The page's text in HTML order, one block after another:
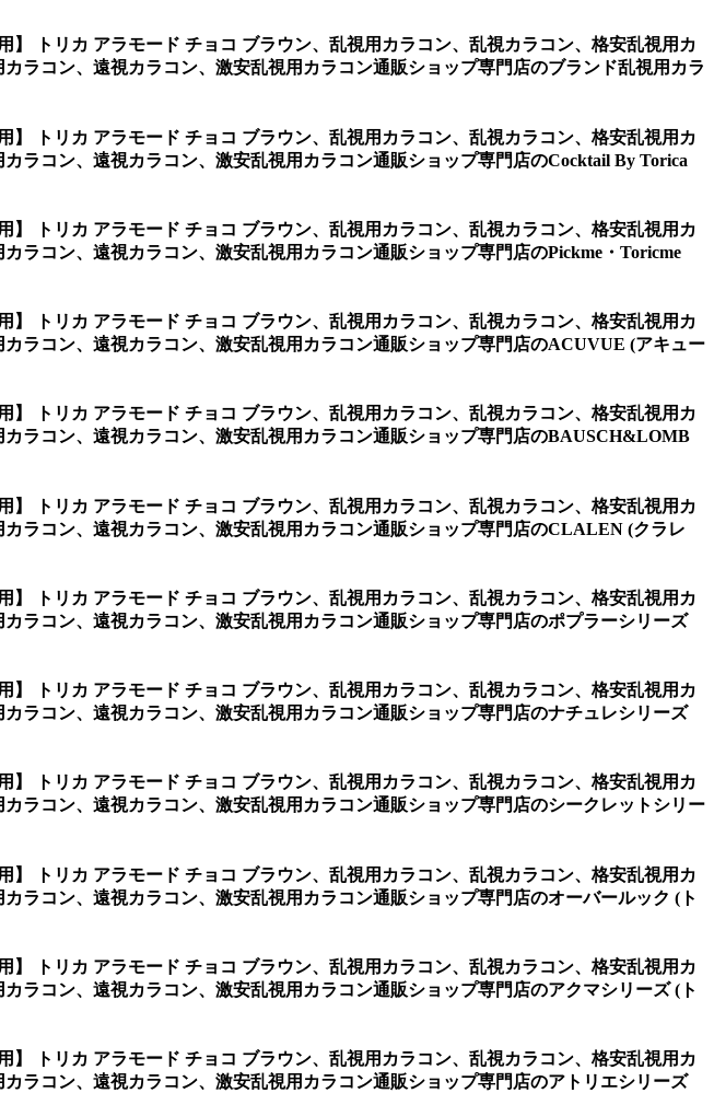
用】 トリカ アラモード チョコ ブラウン、乱視用カラコン、乱視カラコン、格安乱視用カ
ラコン、遠視カラコン、激安乱視用カラコン通販ショップ専門店のブランド乱視用カラ
用】 トリカ アラモード チョコ ブラウン、乱視用カラコン、乱視カラコン、格安乱視用カ
ラコン、遠視カラコン、激安乱視用カラコン通販ショップ専門店のCocktail By Torica
用】 トリカ アラモード チョコ ブラウン、乱視用カラコン、乱視カラコン、格安乱視用カ
ラコン、遠視カラコン、激安乱視用カラコン通販ショップ専門店のPickme・Toricme
用】 トリカ アラモード チョコ ブラウン、乱視用カラコン、乱視カラコン、格安乱視用カ
ラコン、遠視カラコン、激安乱視用カラコン通販ショップ専門店のACUVUE (アキュー
用】 トリカ アラモード チョコ ブラウン、乱視用カラコン、乱視カラコン、格安乱視用カ
ラコン、遠視カラコン、激安乱視用カラコン通販ショップ専門店のBAUSCH&LOMB
用】 トリカ アラモード チョコ ブラウン、乱視用カラコン、乱視カラコン、格安乱視用カ
ラコン、遠視カラコン、激安乱視用カラコン通販ショップ専門店のCLALEN (クラレ
用】 トリカ アラモード チョコ ブラウン、乱視用カラコン、乱視カラコン、格安乱視用カ
ラコン、遠視カラコン、激安乱視用カラコン通販ショップ専門店のポプラーシリーズ
用】 トリカ アラモード チョコ ブラウン、乱視用カラコン、乱視カラコン、格安乱視用カ
ラコン、遠視カラコン、激安乱視用カラコン通販ショップ専門店のナチュレシリーズ
用】 トリカ アラモード チョコ ブラウン、乱視用カラコン、乱視カラコン、格安乱視用カ
ラコン、遠視カラコン、激安乱視用カラコン通販ショップ専門店のシークレットシリー
用】 トリカ アラモード チョコ ブラウン、乱視用カラコン、乱視カラコン、格安乱視用カ
ラコン、遠視カラコン、激安乱視用カラコン通販ショップ専門店のオーバールック (ト
用】 トリカ アラモード チョコ ブラウン、乱視用カラコン、乱視カラコン、格安乱視用カ
ラコン、遠視カラコン、激安乱視用カラコン通販ショップ専門店のアクマシリーズ (ト
用】 トリカ アラモード チョコ ブラウン、乱視用カラコン、乱視カラコン、格安乱視用カ
ラコン、遠視カラコン、激安乱視用カラコン通販ショップ専門店のアトリエシリーズ